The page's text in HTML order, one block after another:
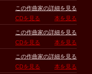
この作曲家の詳細を見る
CDを見る
本を見る
この作曲家の詳細を見る
CDを見る
本を見る
この作曲家の詳細を見る
CDを見る
本を見る